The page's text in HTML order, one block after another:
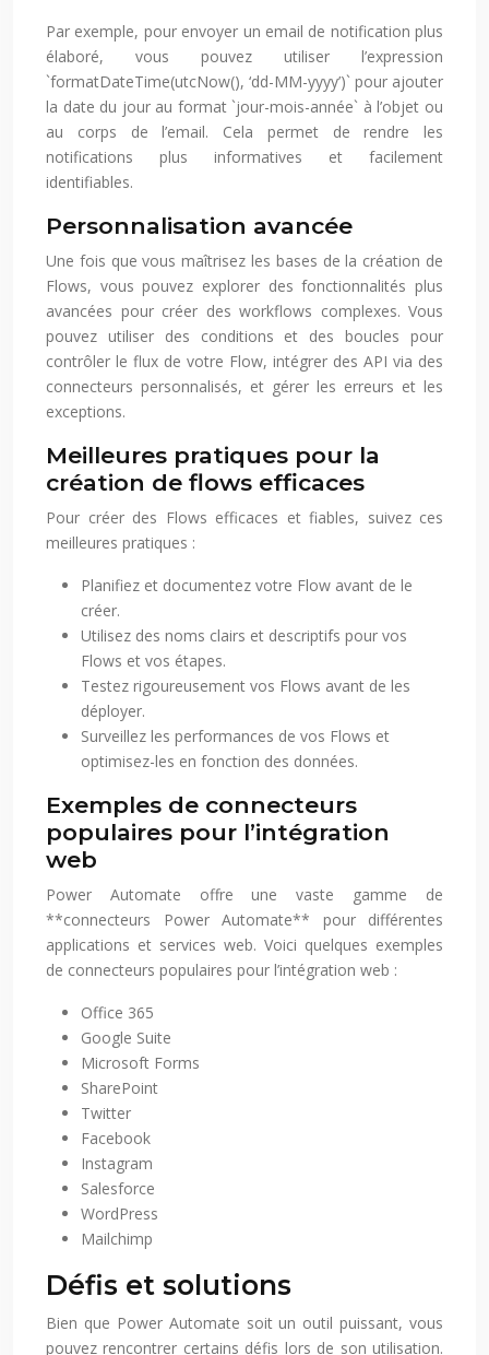
Par exemple, pour envoyer un email de notification plus
élaboré, vous pouvez utiliser l’expression
`formatDateTime(utcNow(), ‘dd-MM-yyyy’)` pour ajouter
la date du jour au format `jour-mois-année` à l’objet ou
au corps de l’email. Cela permet de rendre les
notifications plus informatives et facilement
identifiables.
Personnalisation avancée
Une fois que vous maîtrisez les bases de la création de
Flows, vous pouvez explorer des fonctionnalités plus
avancées pour créer des workflows complexes. Vous
pouvez utiliser des conditions et des boucles pour
contrôler le flux de votre Flow, intégrer des API via des
connecteurs personnalisés, et gérer les erreurs et les
exceptions.
Meilleures pratiques pour la
création de flows efficaces
Pour créer des Flows efficaces et fiables, suivez ces
meilleures pratiques :
Planifiez et documentez votre Flow avant de le
créer.
Utilisez des noms clairs et descriptifs pour vos
Flows et vos étapes.
Testez rigoureusement vos Flows avant de les
déployer.
Surveillez les performances de vos Flows et
optimisez-les en fonction des données.
Exemples de connecteurs
populaires pour l’intégration
web
Power Automate offre une vaste gamme de
**connecteurs Power Automate** pour différentes
applications et services web. Voici quelques exemples
de connecteurs populaires pour l’intégration web :
Office 365
Google Suite
Microsoft Forms
SharePoint
Twitter
Facebook
Instagram
Salesforce
WordPress
Mailchimp
Défis et solutions
Bien que Power Automate soit un outil puissant, vous
pouvez rencontrer certains défis lors de son utilisation.